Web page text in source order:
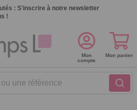
: S'inscrire à notre newsletter
!
une référence
Mon
compte
Mon panier